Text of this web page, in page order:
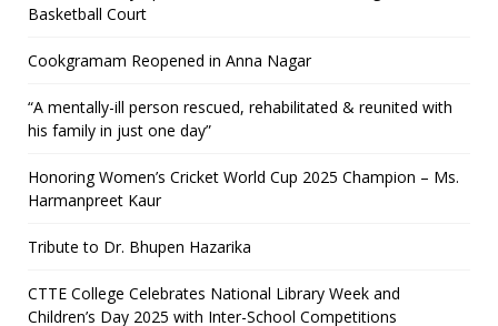
Basketball Court
Cookgramam Reopened in Anna Nagar
“A mentally-ill person rescued, rehabilitated & reunited with
his family in just one day”
Honoring Women’s Cricket World Cup 2025 Champion – Ms.
Harmanpreet Kaur
Tribute to Dr. Bhupen Hazarika
CTTE College Celebrates National Library Week and
Children’s Day 2025 with Inter-School Competitions